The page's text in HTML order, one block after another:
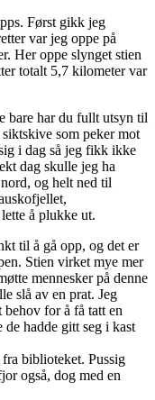
Først gikk jeg
var jeg oppe på
Her oppe slynget stien
totalt 5,7 kilometer var
bare har du fullt utsyn til
som peker mot
i dag så jeg fikk ikke
dag skulle jeg ha
og helt ned til
å plukke ut.
til å gå opp, og det er
Stien virket mye mer
mennesker på denne
slå av en prat. Jeg
for å få tatt en
hadde gitt seg i kast
biblioteket. Pussig
også, dog med en